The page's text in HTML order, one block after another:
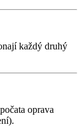
každý druhý
oprava